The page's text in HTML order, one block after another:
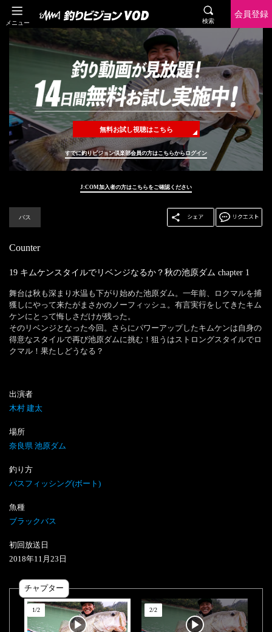
メニュー 検索
会員登録
無料お試し視聴はこちら
すでに釣りビジョン倶楽部会員の方はこちらからログイン
J:COM加入者の方はこちらをご確認ください
バス
Counter
19 キムケンスタイルでリベンジなるか？秋の池原ダム chapter 1
舞台は秋も深まり水温も下がり始めた池原ダム。一年前、ロクマルを捕
獲しにやって来たがまさかのノーフィッシュ。有言実行をしてきたキム
ケンにとって悔しさだけが残った。
そのリベンジとなった今回。さらにパワーアップしたキムケンは自身の
得意なスタイルで再び池原ダムに挑む！狙うはストロングスタイルでロ
クマル！果たしどうなる？
出演者
木村 建太
場所
奈良県 池原ダム
釣り方
バスフィッシング(ボート)
魚種
ブラックバス
初回放送日
2018年11 月 23 日
チャプター
1/2 2/2